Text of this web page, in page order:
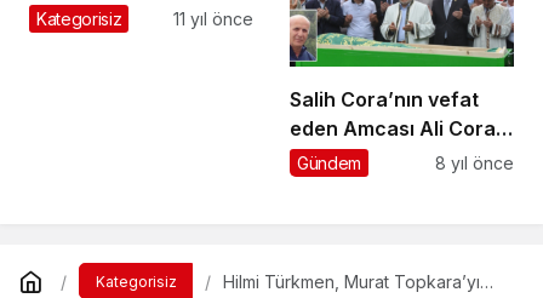
mağlup etti
Kategorisiz 11 yıl önce
Salih Cora’nın vefat
eden Amcası Ali Cora
Tonya’da ebediyete
Gündem 8 yıl önce
Kategorisiz
Hilmi Türkmen, Murat Topkara’yı